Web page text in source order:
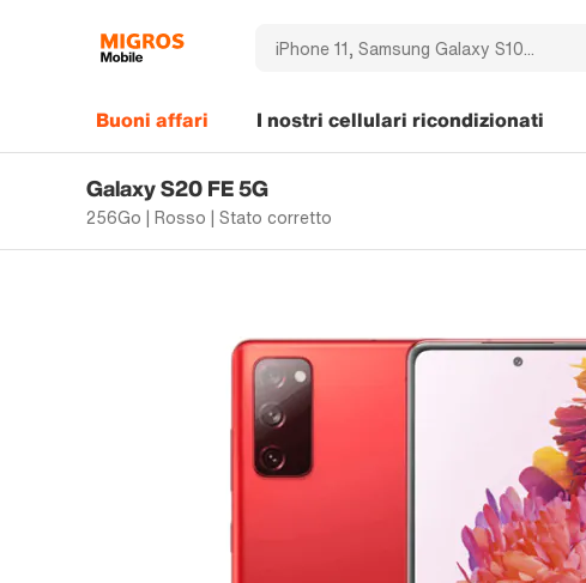
Buoni affari I nostri cellulari ricondizionati
Galaxy S20 FE 5G
256Go | Rosso | Stato corretto